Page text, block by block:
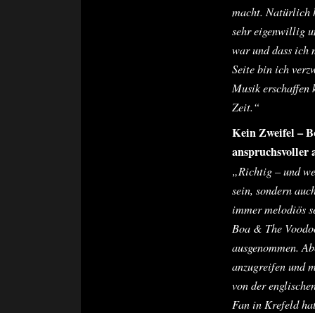
macht. Natürlich
sehr eigenwillig
war und dass ich
Seite bin ich
Musik erschaffen
Zeit.“
Kein Zweifel –
„Richtig – und
sein, sondern
immer melodiös
Boa & The
ausgenommen.
anzugreifen und
von der
Fan in Krefeld